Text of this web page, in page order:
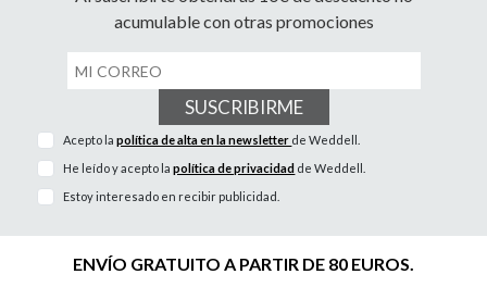
acumulable con otras promociones
SUSCRIBIRME
Acepto lapolítica de alta en la newsletter de Weddell.
He leído y acepto lapolítica de privacidad de Weddell.
Estoy interesado en recibir publicidad.
ENVÍO GRATUITO A PARTIR DE 80 EUROS.